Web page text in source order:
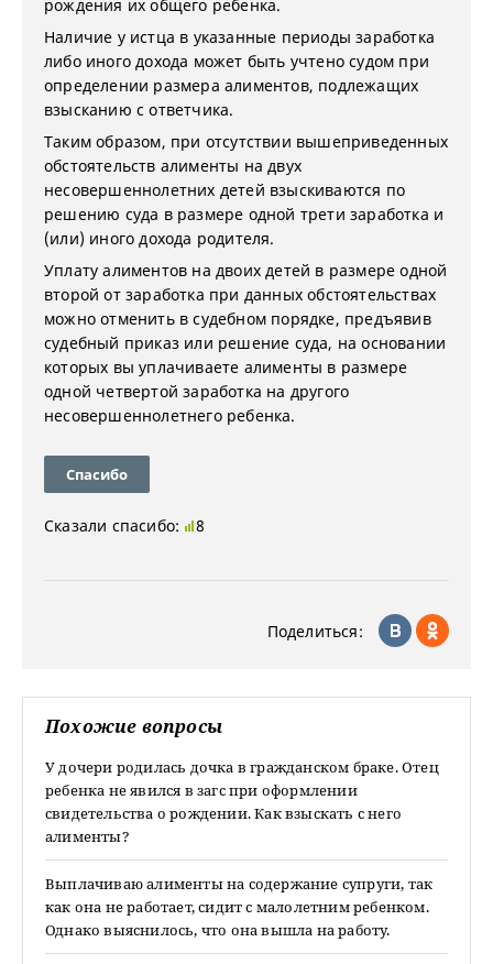
рождения их общего ребенка.
Наличие у истца в указанные периоды заработка
либо иного дохода может быть учтено судом при
определении размера алиментов, подлежащих
взысканию с ответчика.
Таким образом, при отсутствии вышеприведенных
обстоятельств алименты на двух
несовершеннолетних детей взыскиваются по
решению суда в размере одной трети заработка и
(или) иного дохода родителя.
Уплату алиментов на двоих детей в размере одной
второй от заработка при данных обстоятельствах
можно отменить в судебном порядке, предъявив
судебный приказ или решение суда, на основании
которых вы уплачиваете алименты в размере
одной четвертой заработка на другого
несовершеннолетнего ребенка.
Спасибо
Сказали спасибо: 8
Поделиться:
Похожие вопросы
У дочери родилась дочка в гражданском браке. Отец
ребенка не явился в загс при оформлении
свидетельства о рождении. Как взыскать с него
алименты?
Выплачиваю алименты на содержание супруги, так
как она не работает, сидит с малолетним ребенком.
Однако выяснилось, что она вышла на работу.